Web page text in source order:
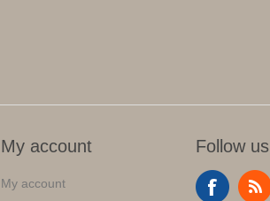
My account
My account
Follow us